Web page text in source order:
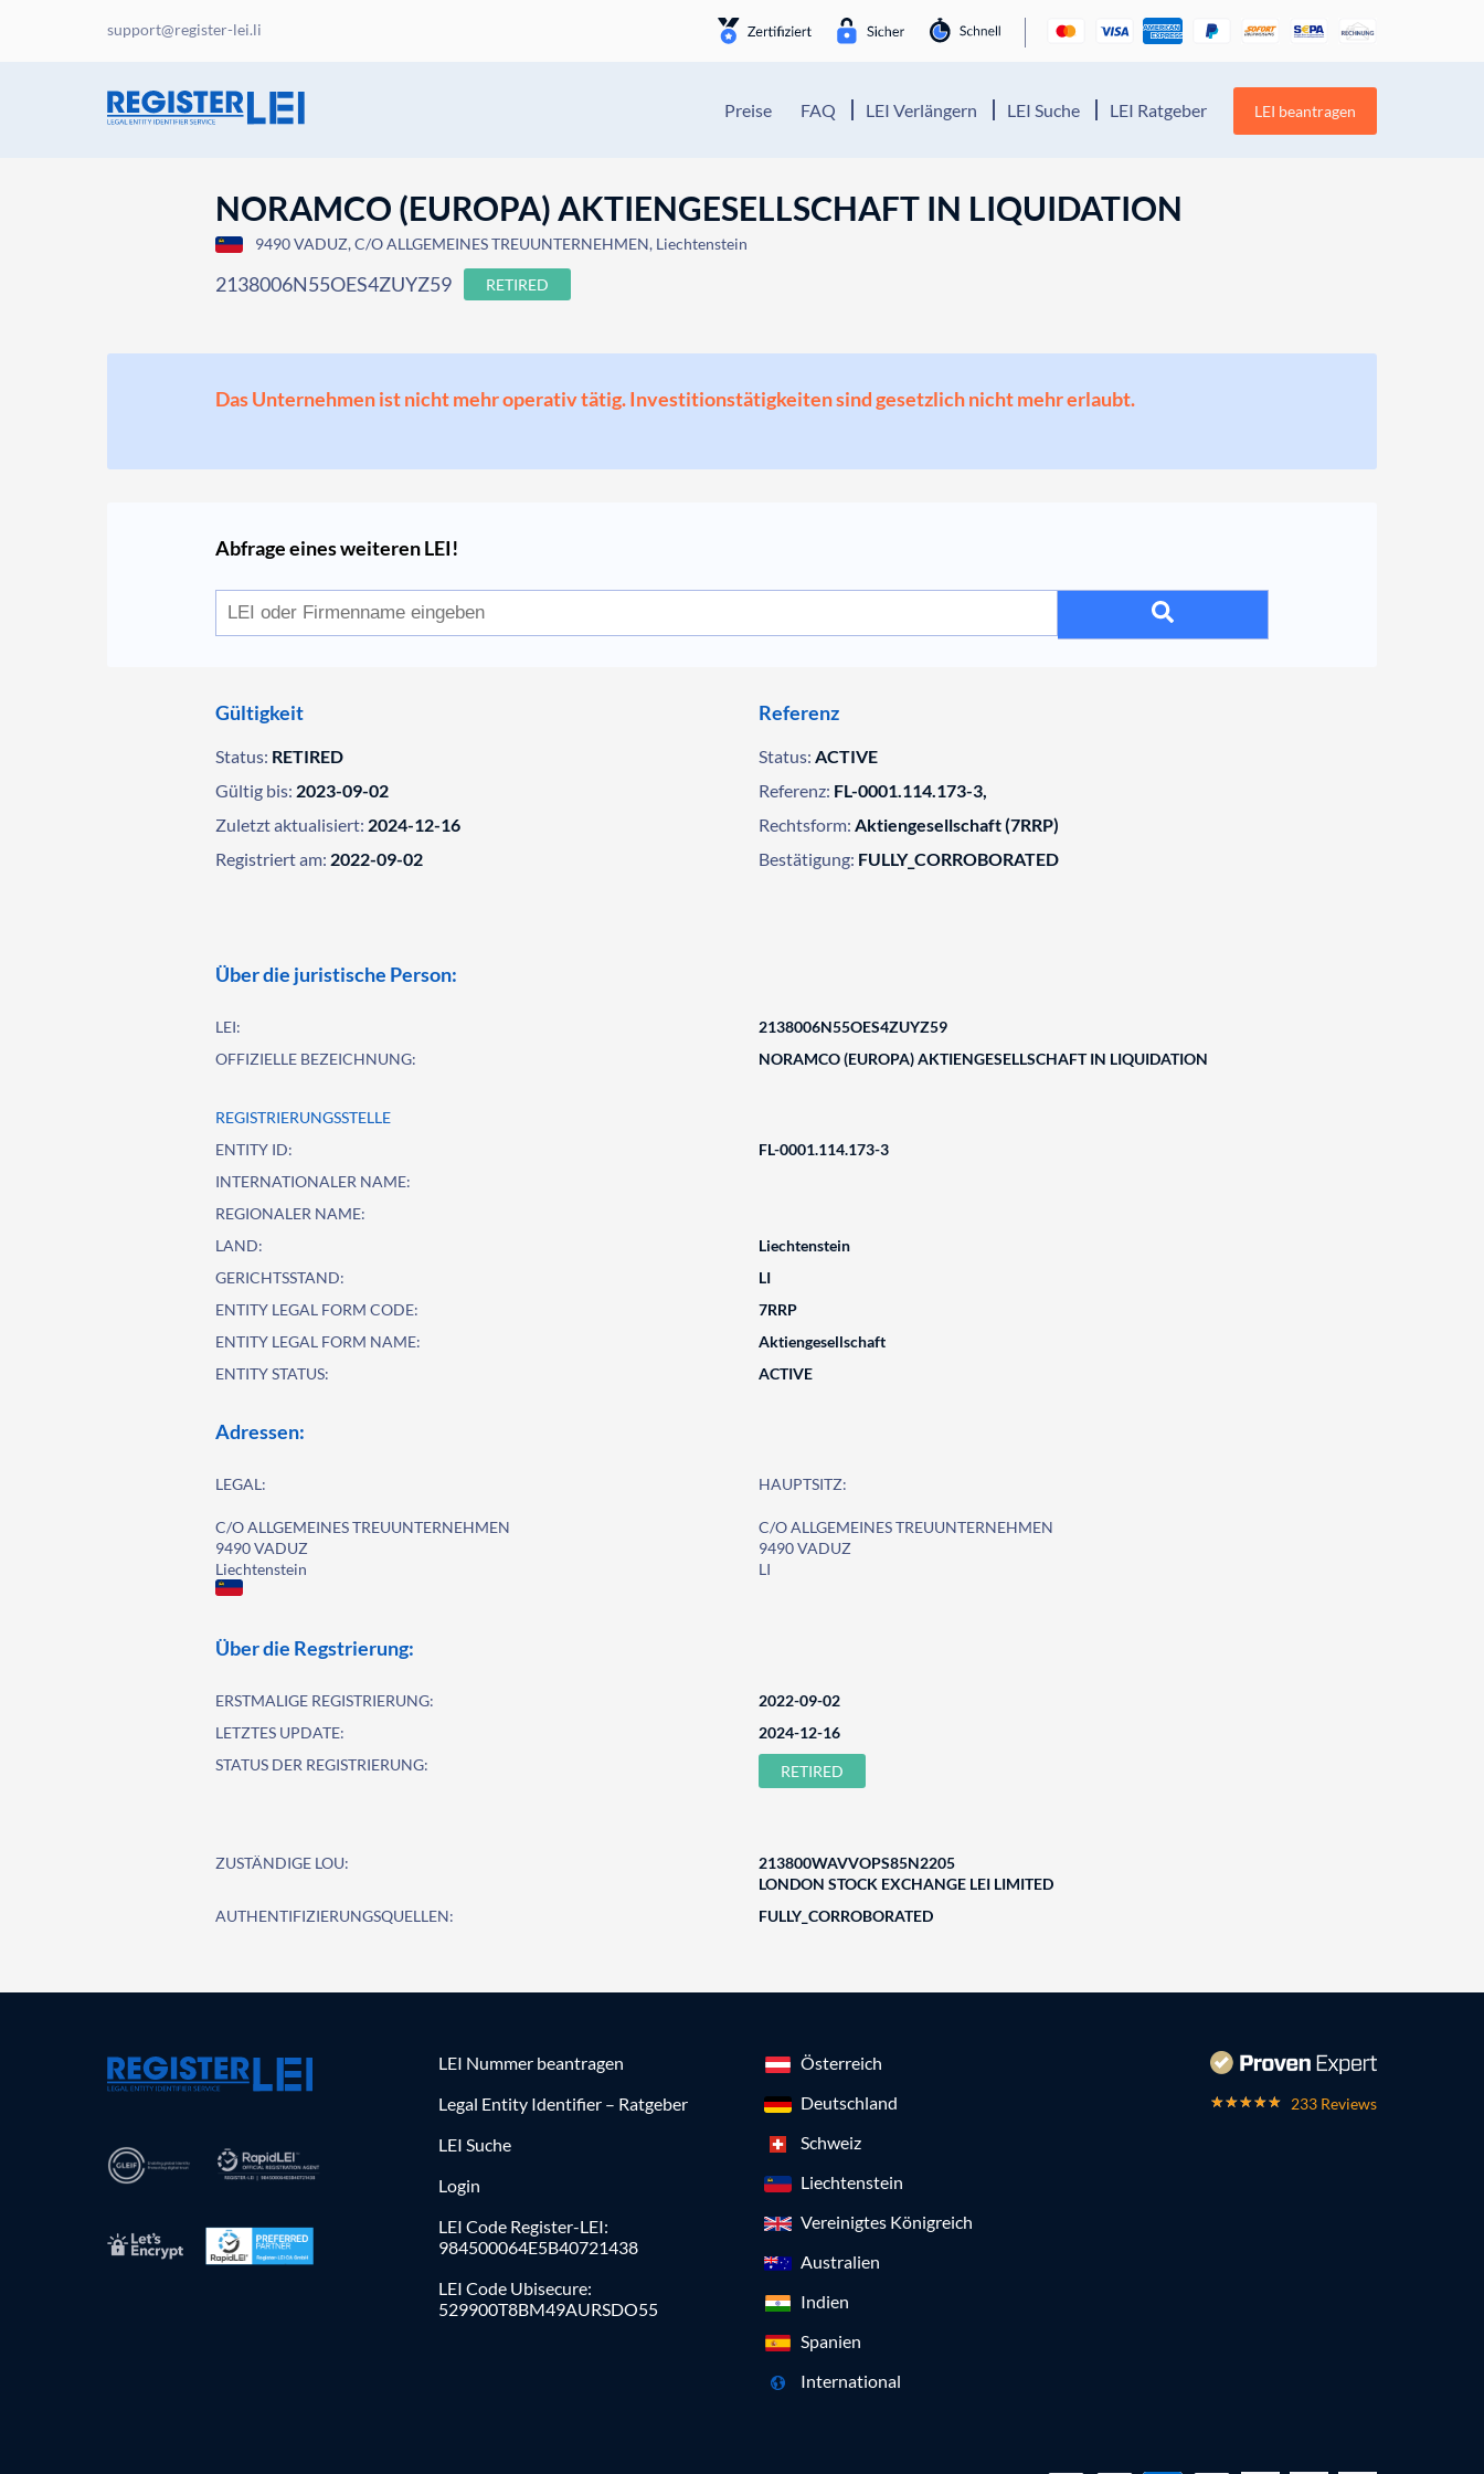
support@register-lei.li
Preise FAQ LEI Verlängern LEI Suche LEI Ratgeber LEI beantragen
NORAMCO (EUROPA) AKTIENGESELLSCHAFT IN LIQUIDATION
9490 VADUZ, C/O ALLGEMEINES TREUUNTERNEHMEN, Liechtenstein
2138006N55OES4ZUYZ59 RETIRED
Das Unternehmen ist nicht mehr operativ tätig. Investitionstätigkeiten sind gesetzlich nicht mehr erlaubt.
Abfrage eines weiteren LEI!
Gültigkeit
Status: RETIRED
Gültig bis: 2023-09-02
Zuletzt aktualisiert: 2024-12-16
Registriert am: 2022-09-02
Referenz
Status: ACTIVE
Referenz: FL-0001.114.173-3,
Rechtsform: Aktiengesellschaft (7RRP)
Bestätigung: FULLY_CORROBORATED
Über die juristische Person:
LEI:
2138006N55OES4ZUYZ59
OFFIZIELLE BEZEICHNUNG:
NORAMCO (EUROPA) AKTIENGESELLSCHAFT IN LIQUIDATION
REGISTRIERUNGSSTELLE
ENTITY ID:
FL-0001.114.173-3
INTERNATIONALER NAME:
REGIONALER NAME:
LAND:
Liechtenstein
GERICHTSSTAND:
LI
ENTITY LEGAL FORM CODE:
7RRP
ENTITY LEGAL FORM NAME:
Aktiengesellschaft
ENTITY STATUS:
ACTIVE
Adressen:
LEGAL:
C/O ALLGEMEINES TREUUNTERNEHMEN
9490 VADUZ
Liechtenstein
HAUPTSITZ:
C/O ALLGEMEINES TREUUNTERNEHMEN
9490 VADUZ
LI
Über die Regstrierung:
ERSTMALIGE REGISTRIERUNG:
2022-09-02
LETZTES UPDATE:
2024-12-16
STATUS DER REGISTRIERUNG:
RETIRED
ZUSTÄNDIGE LOU:
213800WAVVOPS85N2205
LONDON STOCK EXCHANGE LEI LIMITED
AUTHENTIFIZIERUNGSQUELLEN:
FULLY_CORROBORATED
LEI Nummer beantragen
Legal Entity Identifier – Ratgeber
LEI Suche
Login
LEI Code Register-LEI:
984500064E5B40721438
LEI Code Ubisecure:
529900T8BM49AURSDO55
Österreich
Deutschland
Schweiz
Liechtenstein
Vereinigtes Königreich
Australien
Indien
Spanien
International
233 Reviews